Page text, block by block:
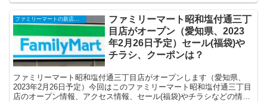
ファミリーマート昭和塩付通三丁
目店がオープン（愛知県、2023
年2月26日予定）セール(福袋)や
チラシ、クーポンは？
ファミリーマート昭和塩付通三丁目店がオープンします（愛知県、
2023年2月26日予定）今回はこのファミリーマート昭和塩付通三丁目
店のオープン情報、アクセス情報、セール(福袋)やチラシなどの情報